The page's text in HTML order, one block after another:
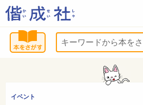
イベント